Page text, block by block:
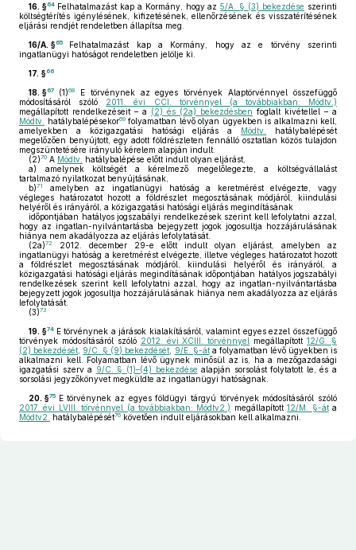
16. §64 Felhatalmazást kap a Kormány, hogy az5/A. § (3) bekezdése szerinti
költségtérítés igénylésének, kifizetésének, ellenőrzésének és visszatérítésének
eljárási rendjét rendeletben állapítsa meg.
16/A. §65
Felhatalmazást kap a Kormány, hogy az e törvény szerinti
ingatlanügyi hatóságot rendeletben jelölje ki.
17. §66
18. §67 (1)68E törvénynek az egyes törvények Alaptörvénnyel összefüggő
módosításáról szóló 2011. évi CCI. törvénnyel (a továbbiakban: Módtv.)
megállapított rendelkezéseit – a (2) és (2a) bekezdésben foglalt kivétellel – a
Módtv.
hatálybalépésekor69folyamatban lévő olyan ügyekben is alkalmazni kell,
amelyekben a közigazgatási hatósági eljárás a Módtv.
hatálybalépését
megelőzően benyújtott, egy adott földrészleten fennálló osztatlan közös tulajdon
megszüntetésére irányuló kérelem alapján indult.
(2)70 A Módtv. hatálybalépése előtt indult olyan eljárást,
a) amelynek költségét a kérelmező megelőlegezte, a költségvállalást
tartalmazó nyilatkozat benyújtásának,
b)71
amelyben az ingatlanügyi hatóság a keretmérést elvégezte, vagy
végleges határozatot hozott a földrészlet megosztásának módjáról, kiindulási
helyéről és irányáról, a közigazgatási hatósági eljárás megindításának
időpontjában hatályos jogszabályi rendelkezések szerint kell lefolytatni azzal,
hogy az ingatlan-nyilvántartásba bejegyzett jogok jogosultja hozzájárulásának
hiánya nem akadályozza az eljárás lefolytatását.
(2a)72
2012. december 29-e előtt indult olyan eljárást, amelyben az
ingatlanügyi hatóság a keretmérést elvégezte, illetve végleges határozatot hozott
a földrészlet megosztásának módjáról, kiindulási helyéről és irányáról, a
közigazgatási hatósági eljárás megindításának időpontjában hatályos jogszabályi
rendelkezések szerint kell lefolytatni azzal, hogy az ingatlan-nyilvántartásba
bejegyzett jogok jogosultja hozzájárulásának hiánya nem akadályozza az eljárás
lefolytatását.
(3)73
19. §74 E törvénynek a járások kialakításáról, valamint egyes ezzel összefüggő
törvények módosításáról szóló 2012. évi XCIII. törvénnyel megállapított12/G. §
(2) bekezdését 9/C. § (9) bekezdését 9/E. §-áta folyamatban lévő ügyekben is
alkalmazni kell. Folyamatban lévő ügynek minősül az is, ha a mezőgazdasági
igazgatási szerv a 9/C. § (1)–(4) bekezdése alapján sorsolást folytatott le, és a
sorsolási jegyzőkönyvet megküldte az ingatlanügyi hatóságnak.
20. §75 E törvénynek az egyes földügyi tárgyú törvények módosításáról szóló
2017. évi LVIII. törvénnyel (a továbbiakban: Módtv2.) megállapított12/M. §-áta
Módtv2.
hatálybalépését76 követően indult eljárásokban kell alkalmazni.